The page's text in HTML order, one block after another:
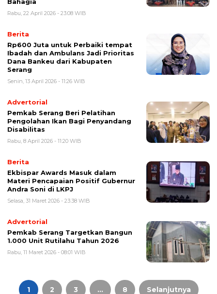
Rabu, 22 April 2026 - 23:08 WIB
Berita
Rp600 Juta untuk Perbaiki tempat
Ibadah dan Ambulans Jadi Prioritas
Dana Bankeu dari Kabupaten
Serang
Senin, 13 April 2026 - 11:26 WIB
Advertorial
Pemkab Serang Beri Pelatihan
Pengolahan Ikan Bagi Penyandang
Disabilitas
Rabu, 8 April 2026 - 11:20 WIB
Berita
Ekbispar Awards Masuk dalam
Materi Pencapaian Positif Gubernur
Andra Soni di LKPJ
Selasa, 31 Maret 2026 - 23:38 WIB
Advertorial
Pemkab Serang Targetkan Bangun
1.000 Unit Rutilahu Tahun 2026
Rabu, 11 Maret 2026 - 08:01 WIB
Paginasi
pos
1 2 3 … 8 Selanjutnya